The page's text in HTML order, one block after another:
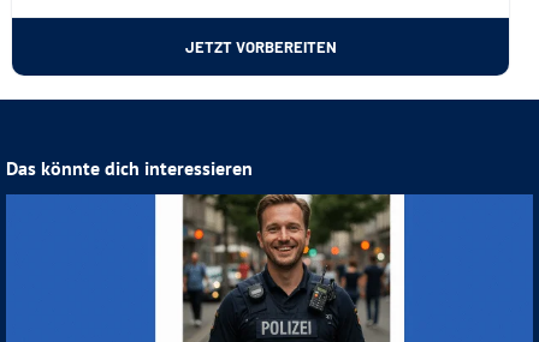
JETZT VORBEREITEN
Das könnte dich interessieren